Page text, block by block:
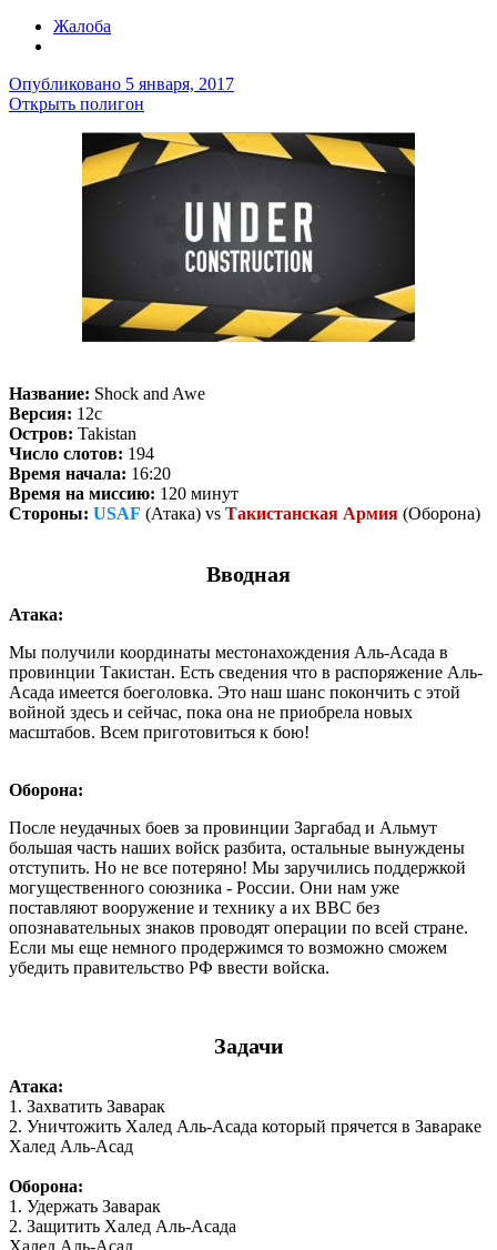
Жалоба
Опубликовано 5 января, 2017
Открыть полигон
Название: Shock and Awe
Версия: 12c
Остров: Takistan
Число слотов: 194
Время начала: 16:20
Время на миссию: 120 минут
Стороны: USAF (Атака) vs Такистанская Армия (Оборона)
Вводная
Атака:
Мы получили координаты местонахождения Аль-Асада в
провинции Такистан. Есть сведения что в распоряжение Аль-
Асада имеется боеголовка. Это наш шанс покончить с этой
войной здесь и сейчас, пока она не приобрела новых
масштабов. Всем приготовиться к бою!
Оборона:
После неудачных боев за провинции Заргабад и Альмут
большая часть наших войск разбита, остальные вынуждены
отступить. Но не все потеряно! Мы заручились поддержкой
могущественного союзника - России. Они нам уже
поставляют вооружение и технику а их ВВС без
опознавательных знаков проводят операции по всей стране.
Если мы еще немного продержимся то возможно сможем
убедить правительство РФ ввести войска.
Задачи
Атака:
1. Захватить Заварак
2. Уничтожить Халед Аль-Асада который прячется в Завараке
Халед Аль-Асад
Оборона:
1. Удержать Заварак
2. Защитить Халед Аль-Асада